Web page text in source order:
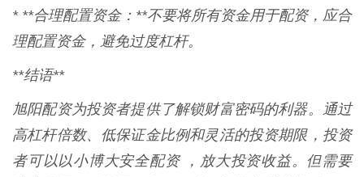
* **合理配置资金：**不要将所有资金用于配资，应合
理配置资金，避免过度杠杆。
**结语**
旭阳配资为投资者提供了解锁财富密码的利器。通过
高杠杆倍数、低保证金比例和灵活的投资期限，投资
者可以以小博大安全配资 ，放大投资收益。但需要